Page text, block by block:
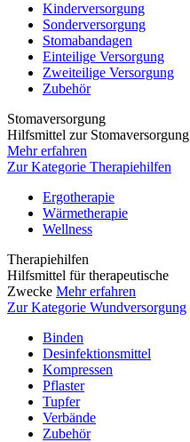
Kinderversorgung
Sonderversorgung
Stomabandagen
Einteilige Versorgung
Zweiteilige Versorgung
Zubehör
Stomaversorgung
Hilfsmittel zur Stomaversorgung
Mehr erfahren
Zur Kategorie Therapiehilfen
Ergotherapie
Wärmetherapie
Wellness
Therapiehilfen
Hilfsmittel für therapeutische
Zwecke Mehr erfahren
Zur Kategorie Wundversorgung
Binden
Desinfektionsmittel
Kompressen
Pflaster
Tupfer
Verbände
Zubehör